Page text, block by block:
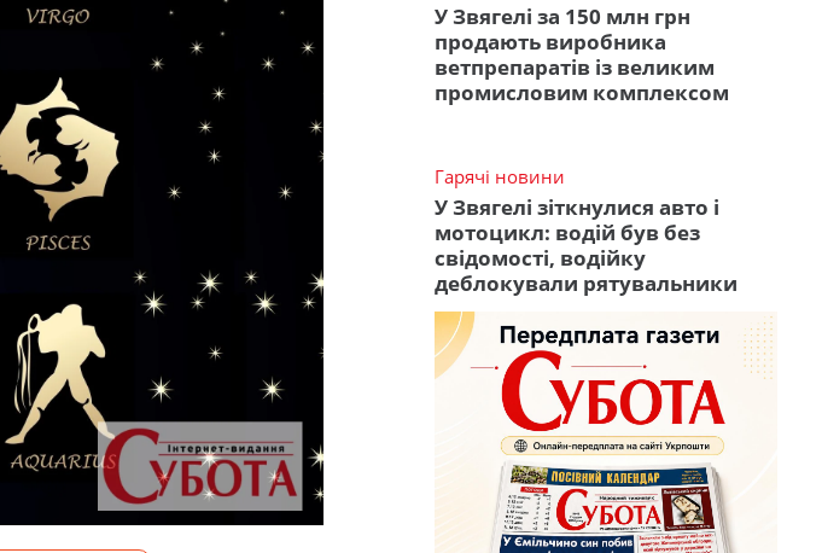
У Звягелі за 150 млн грн
продають виробника
ветпрепаратів із великим
промисловим комплексом
Гарячі новини
У Звягелі зіткнулися авто і
мотоцикл: водій був без
свідомості, водійку
деблокували рятувальники